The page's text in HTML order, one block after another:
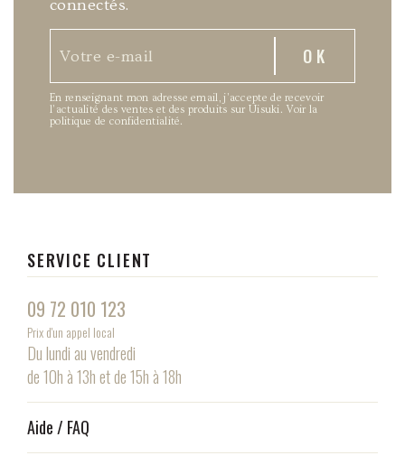
SERVICE CLIENT
09 72 010 123
Prix d'un appel local
Du lundi au vendredi
de 10h à 13h et de 15h à 18h
Aide / FAQ
connectés.
En renseignant mon adresse email, j’accepte de recevoir
l’actualité des ventes et des produits sur Uisuki. Voir la
politique de confidentialité.